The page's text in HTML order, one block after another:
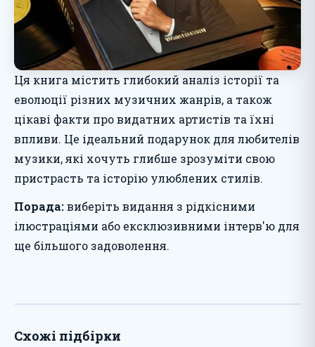
Ця книга містить глибокий аналіз історії та
еволюції різних музичних жанрів, а також
цікаві факти про видатних артистів та їхні
впливи. Це ідеальний подарунок для любителів
музики, які хочуть глибше зрозуміти свою
пристрасть та історію улюблених стилів.
Порада:виберіть видання з рідкісними
ілюстраціями або ексклюзивними інтерв'ю для
ще більшого задоволення.
Схожі підбірки